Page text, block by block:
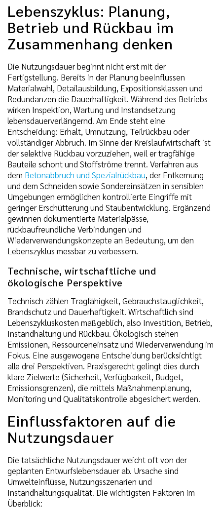
Lebenszyklus: Planung,
Betrieb und Rückbau im
Zusammenhang denken
Die Nutzungsdauer beginnt nicht erst mit der
Fertigstellung. Bereits in der Planung beeinflussen
Materialwahl, Detailausbildung, Expositionsklassen und
Redundanzen die Dauerhaftigkeit. Während des Betriebs
wirken Inspektion, Wartung und Instandsetzung
lebensdauerverlängernd. Am Ende steht eine
Entscheidung: Erhalt, Umnutzung, Teilrückbau oder
vollständiger Abbruch. Im Sinne der Kreislaufwirtschaft ist
der selektive Rückbau vorzuziehen, weil er tragfähige
Bauteile schont und Stoffströme trennt. Verfahren aus
dem Betonabbruch und Spezialrückbau, der Entkernung
und dem Schneiden sowie Sondereinsätzen in sensiblen
Umgebungen ermöglichen kontrollierte Eingriffe mit
geringer Erschütterung und Staubentwicklung. Ergänzend
gewinnen dokumentierte Materialpässe,
rückbaufreundliche Verbindungen und
Wiederverwendungskonzepte an Bedeutung, um den
Lebenszyklus messbar zu verbessern.
Technische, wirtschaftliche und
ökologische Perspektive
Technisch zählen Tragfähigkeit, Gebrauchstauglichkeit,
Brandschutz und Dauerhaftigkeit. Wirtschaftlich sind
Lebenszykluskosten maßgeblich, also Investition, Betrieb,
Instandhaltung und Rückbau. Ökologisch stehen
Emissionen, Ressourceneinsatz und Wiederverwendung im
Fokus. Eine ausgewogene Entscheidung berücksichtigt
alle drei Perspektiven. Praxisgerecht gelingt dies durch
klare Zielwerte (Sicherheit, Verfügbarkeit, Budget,
Emissionsgrenzen), die mittels Maßnahmenplanung,
Monitoring und Qualitätskontrolle abgesichert werden.
Einflussfaktoren auf die
Nutzungsdauer
Die tatsächliche Nutzungsdauer weicht oft von der
geplanten Entwurfslebensdauer ab. Ursache sind
Umwelteinflüsse, Nutzungsszenarien und
Instandhaltungsqualität. Die wichtigsten Faktoren im
Überblick: